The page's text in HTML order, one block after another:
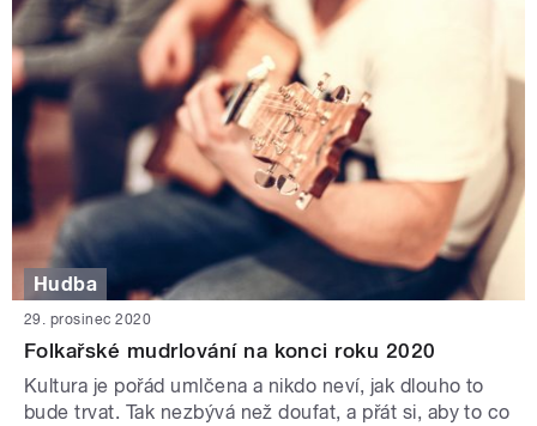
Hudba
29. prosinec 2020
Folkařské mudrlování na konci roku 2020
Kultura je pořád umlčena a nikdo neví, jak dlouho to
bude trvat. Tak nezbývá než doufat, a přát si, aby to co